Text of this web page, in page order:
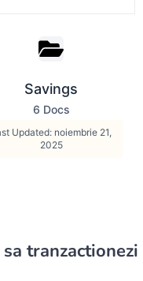
Savings
6 Docs
Updated: noiembrie 21,
2025
tranzactionezi